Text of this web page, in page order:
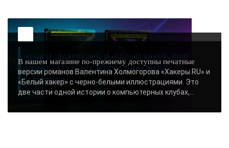
-- Люблю давать советы и очень не люблю, когда их дают мне.
КНИГИ «ХАКЕРЫ.RU» И «БЕЛЫЙ ХАКЕР» ЕЩЕ
МОЖНО ЗАКАЗАТЬ В ПЕЧАТНОМ ВИДЕ -
«НОВОСТИ»..
В нашем магазине по-прежнему доступны печатные
версии романов Валентина Холмогорова «Хакеры.RU» и
«Белый хакер» с черно-белыми иллюстрациями. Это
две части одной истории о компьютерных клубах,...